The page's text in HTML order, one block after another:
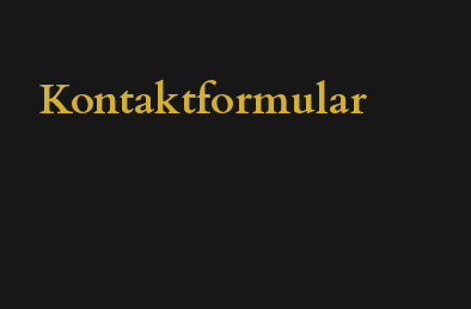
Kontaktformular